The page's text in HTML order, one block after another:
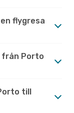
flygresa
Porto
till